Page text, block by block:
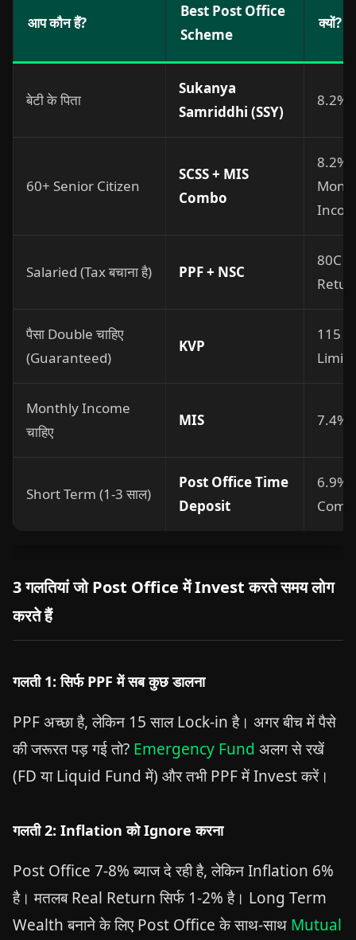
आप कौन हैं?
Best Post Office
Scheme
क्यों?
बेटी के पिता
Sukanya
Samriddhi (SSY)
8.2%
60+ Senior Citizen
SCSS + MIS
Combo
8.2%
Salaried (Tax बचाना है) PPF + NSC
80C
पैसा Double चाहिए
(Guaranteed)
KVP
115
Limit
Monthly Income
चाहिए
MIS 7.4%
Short Term (1-3 साल)
Post Office Time
Deposit
6.9%
3 गलतियां जो Post Office में Invest करते समय लोग
करते हैं
गलती 1: सिर्फ PPF में सब कुछ डालना
PPF अच्छा है, लेकिन 15 साल Lock-in है। अगर बीच में पैसे
की जरूरत पड़ गई तो? Emergency Fund अलग से रखें
(FD या Liquid Fund में) और तभी PPF में Invest करें।
गलती 2: Inflation को Ignore करना
Post Office 7-8% ब्याज दे रही है, लेकिन Inflation 6%
है। मतलब Real Return सिर्फ 1-2% है। Long Term
Wealth बनाने के लिए Post Office के साथ-साथ Mutual